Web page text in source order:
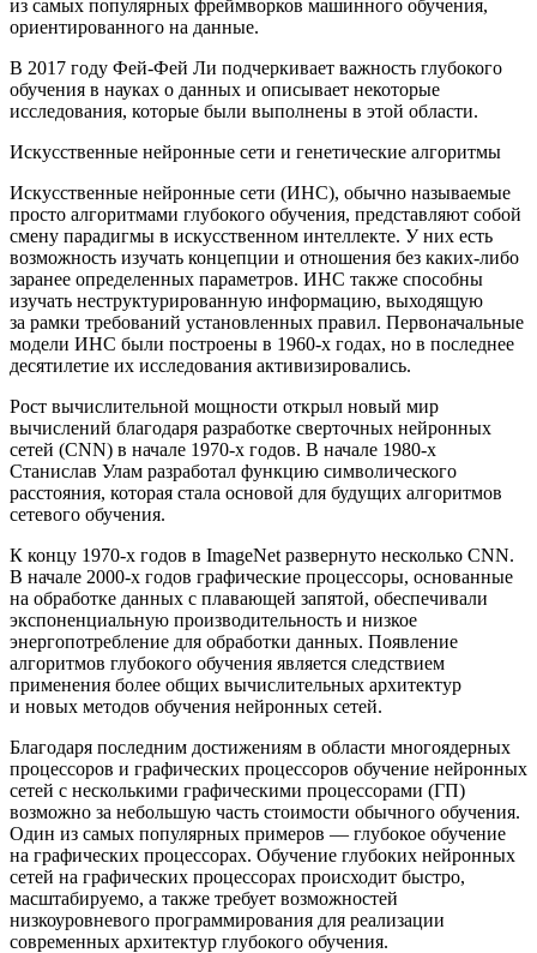
из самых популярных фреймворков машинного обучения,
ориентированного на данные.
В 2017 году Фей-Фей Ли подчеркивает важность глубокого
обучения в науках о данных и описывает некоторые
исследования, которые были выполнены в этой области.
Искусственные нейронные сети и генетические алгоритмы
Искусственные нейронные сети (ИНС), обычно называемые
просто алгоритмами глубокого обучения, представляют собой
смену парадигмы в искусственном интеллекте. У них есть
возможность изучать концепции и отношения без каких-либо
заранее определенных параметров. ИНС также способны
изучать неструктурированную информацию, выходящую
за рамки требований установленных правил. Первоначальные
модели ИНС были построены в 1960-х годах, но в последнее
десятилетие их исследования активизировались.
Рост вычислительной мощности открыл новый мир
вычислений благодаря разработке сверточных нейронных
сетей (CNN) в начале 1970-х годов. В начале 1980-х
Станислав Улам разработал функцию символического
расстояния, которая стала основой для будущих алгоритмов
сетевого обучения.
К концу 1970-х годов в ImageNet развернуто несколько CNN.
В начале 2000-х годов графические процессоры, основанные
на обработке данных с плавающей запятой, обеспечивали
экспоненциальную производительность и низкое
энергопотребление для обработки данных. Появление
алгоритмов глубокого обучения является следствием
применения более общих вычислительных архитектур
и новых методов обучения нейронных сетей.
Благодаря последним достижениям в области многоядерных
процессоров и графических процессоров обучение нейронных
сетей с несколькими графическими процессорами (ГП)
возможно за небольшую часть стоимости обычного обучения.
Один из самых популярных примеров — глубокое обучение
на графических процессорах. Обучение глубоких нейронных
сетей на графических процессорах происходит быстро,
масштабируемо, а также требует возможностей
низкоуровневого программирования для реализации
современных архитектур глубокого обучения.